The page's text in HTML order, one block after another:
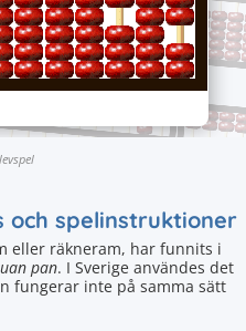
och spelinstruktioner
eller räkneram, har funnits i
pan. I Sverige användes det
fungerar inte på samma sätt